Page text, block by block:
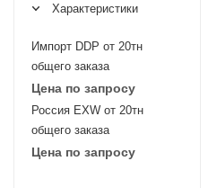
Характеристики
Импорт DDP от 20тн
общего заказа
Цена по запросу
Россия EXW от 20тн
общего заказа
Цена по запросу